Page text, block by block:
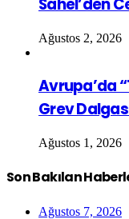
Sahel’den
Ağustos 2, 2026
Avrupa’da
Grev
Ağustos 1, 2026
Son Bakılan
Ağustos 7, 2026